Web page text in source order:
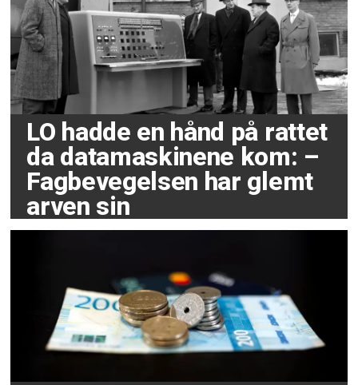
LO hadde en hånd på rattet
da datamaskinene kom: –
Fagbevegelsen har glemt
arven sin